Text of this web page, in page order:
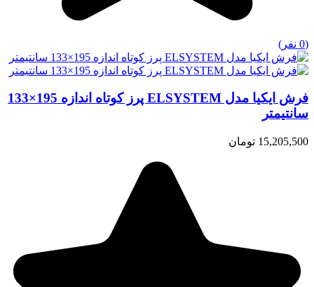
(0 نفر)
فرش ایکیا مدل ELSYSTEM پرز کوتاه اندازه 195×133
سانتیمتر
15,205,500 تومان